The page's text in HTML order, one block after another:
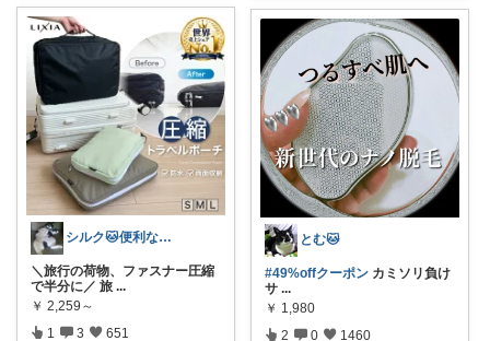
シルク🐱便利な暮らし
＼旅行の荷物、ファスナー圧縮
で半分に／ 旅 ...
￥ 2,259～
1 3 651
とむ🐱
#49%offクーポン ​カミソリ負け
サ ...
￥ 1,980
2 0 1460